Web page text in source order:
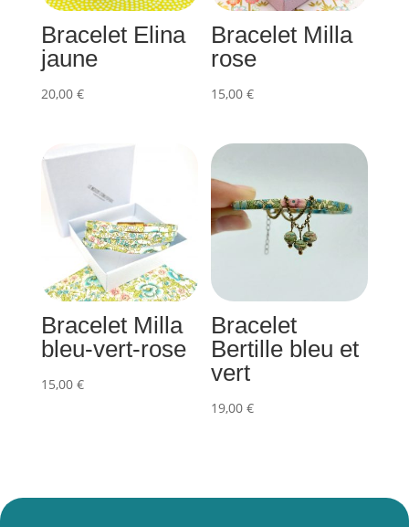
Bracelet Elina
jaune
20,00 €
Bracelet Milla
rose
15,00€
Bracelet Milla
bleu-vert-rose
15,00 €
Bracelet
Bertille bleu et
vert
19,00€